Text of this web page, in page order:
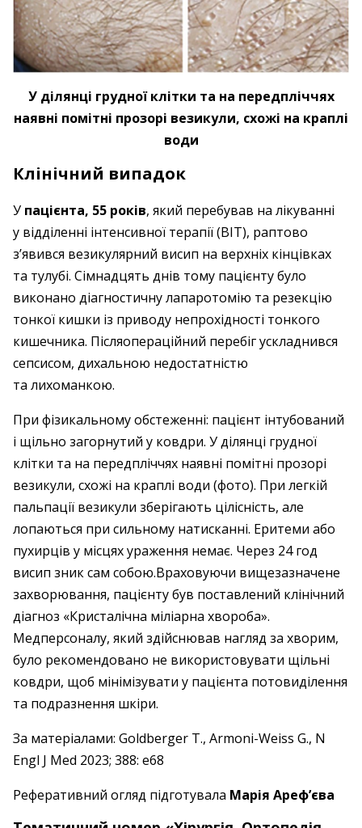
У ділянці грудної клітки та на передпліччях
наявні помітні прозорі везикули, схожі на краплі
води
Клінічний випадок
У пацієнта, 55 років, який перебував на лікуванні
у відділенні інтенсивної терапії (ВІТ), раптово
з’явився везикулярний висип на верхніх кінцівках
та тулубі. Сімнадцять днів тому пацієнту було
виконано діагностичну лапаротомію та резекцію
тонкої кишки із приводу непрохідності тонкого
кишечника. Післяопераційний перебіг ускладнився
сепсисом, дихальною недостатністю
та лихоманкою.
При фізикальному обстеженні: пацієнт інтубований
і щільно загорнутий у ковдри. У ділянці грудної
клітки та на передпліччях наявні помітні прозорі
везикули, схожі на краплі води (фото). При легкій
пальпації везикули зберігають цілісність, але
лопаються при сильному натисканні. Еритеми або
пухирців у місцях ураження немає. Через 24 год
висип зник сам собою.Враховуючи вищезазначене
захворювання, пацієнту був поставлений клінічний
діагноз «Кристалічна міліарна хвороба».
Медперсоналу, який здійснював нагляд за хворим,
було рекомендовано не використовувати щільні
ковдри, щоб мінімізувати у пацієнта потовиділення
та подразнення шкіри.
За матеріалами: Goldberger T., Armoni-Weiss G., N
Engl J Med 2023; 388: e68
Реферативний огляд підготувала Марія Ареф’єва